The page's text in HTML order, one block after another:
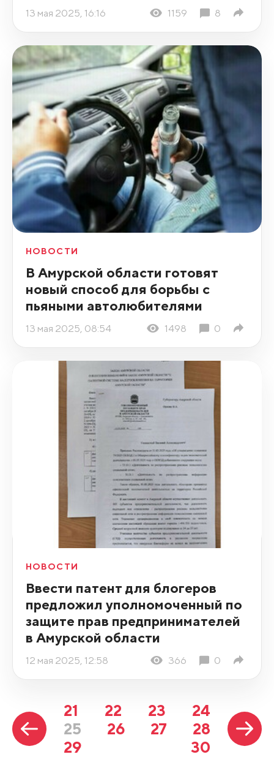
13 мая 2025, 16:16 1159 8
НОВОСТИ
В Амурской области готовят
новый способ для борьбы с
пьяными автолюбителями
13 мая 2025, 08:54 1498 0
НОВОСТИ
Ввести патент для блогеров
предложил уполномоченный по
защите прав предпринимателей
в Амурской области
12 мая 2025, 12:58 366 0
21 22 23
24
25
26 27
28
29
30